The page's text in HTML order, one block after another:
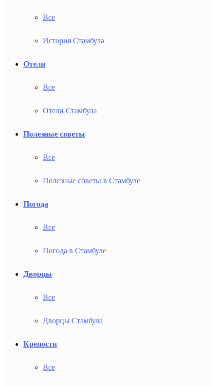
Все
История Стамбула
Отели
Все
Отели Стамбула
Полезные советы
Все
Полезные советы в Стамбуле
Погода
Все
Погода в Стамбуле
Дворцы
Все
Дворцы Стамбула
Крепости
Все